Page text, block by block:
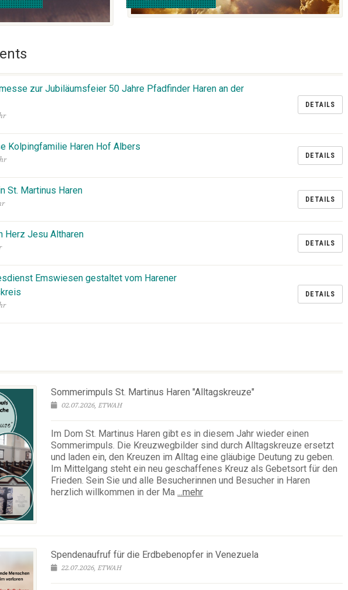
zur Jubiläumsfeier 50 Jahre Pfadfinder Haren an der
DETAILS
Kolpingfamilie Haren Hof Albers
DETAILS
St. Martinus Haren
DETAILS
Herz Jesu Altharen
DETAILS
Emswiesen gestaltet vom Harener
DETAILS
Sommerimpuls St. Martinus Haren "Alltagskreuze"
02.07.2026, ETWAH
Im Dom St. Martinus Haren gibt es in diesem Jahr wieder einen
Sommerimpuls. Die Kreuzwegbilder sind durch Alltagskreuze ersetzt
und laden ein, den Kreuzen im Alltag eine gläubige Deutung zu geben.
Im Mittelgang steht ein neu geschaffenes Kreuz als Gebetsort für den
Frieden. Sein Sie und alle Besucherinnen und Besucher in Haren
herzlich willkommen in der Ma...mehr
Spendenaufruf für die Erdbebenopfer in Venezuela
22.07.2026, ETWAH